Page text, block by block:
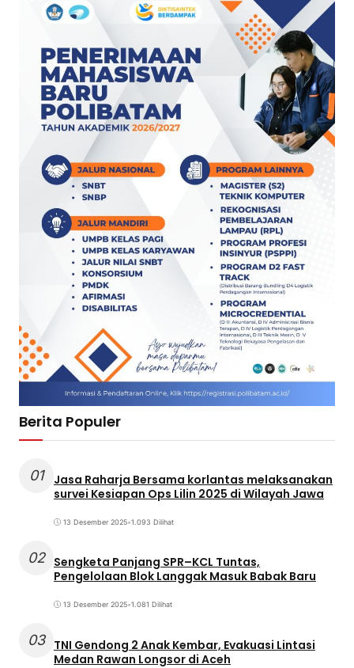
Berita Populer
01
Jasa Raharja Bersama korlantas melaksanakan
survei Kesiapan Ops Lilin 2025 di Wilayah Jawa
13 Desember 2025•1.093 Dilihat
02 Sengketa Panjang SPR–KCL Tuntas,
Pengelolaan Blok Langgak Masuk Babak Baru
13 Desember 2025•1.081 Dilihat
03 TNI Gendong 2 Anak Kembar, Evakuasi Lintasi
Medan Rawan Longsor di Aceh